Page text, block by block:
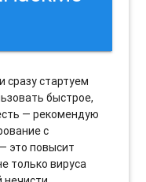
сразу стартуем
быстрое,
— рекомендую
с
это повысит
только вируса